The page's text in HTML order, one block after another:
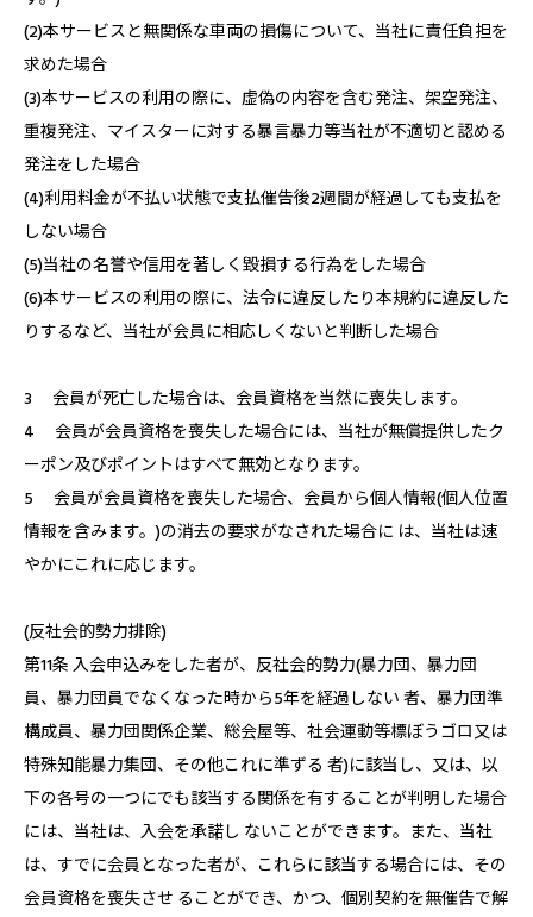
(2)本サービスと無関係な車両の損傷について、当社に責任負担を
求めた場合
(3)本サービスの利用の際に、虚偽の内容を含む発注、架空発注、
重複発注、マイスターに対する暴言暴力等当社が不適切と認める
発注をした場合
(4)利用料金が不払い状態で支払催告後2週間が経過しても支払を
しない場合
(5)当社の名誉や信用を著しく毀損する行為をした場合
(6)本サービスの利用の際に、法令に違反したり本規約に違反した
りするなど、当社が会員に相応しくないと判断した場合
3 会員が死亡した場合は、会員資格を当然に喪失します。
4 会員が会員資格を喪失した場合には、当社が無償提供したク
ーポン及びポイントはすべて無効となります。
5 会員が会員資格を喪失した場合、会員から個人情報(個人位置
情報を含みます。)の消去の要求がなされた場合に は、当社は速
やかにこれに応じます。
(反社会的勢力排除)
第11条 入会申込みをした者が、反社会的勢力(暴力団、暴力団
員、暴力団員でなくなった時から5年を経過しない 者、暴力団準
構成員、暴力団関係企業、総会屋等、社会運動等標ぼうゴロ又は
特殊知能暴力集団、その他これに準ずる 者)に該当し、又は、以
下の各号の一つにでも該当する関係を有することが判明した場合
には、当社は、入会を承諾し ないことができます。また、当社
は、すでに会員となった者が、これらに該当する場合には、その
会員資格を喪失させ ることができ、かつ、個別契約を無催告で解